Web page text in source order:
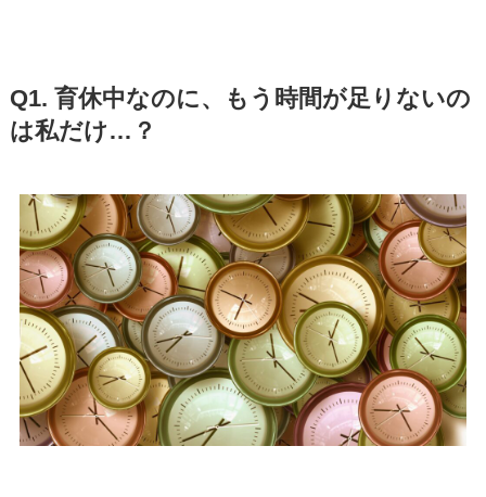
Q1. 育休中なのに、もう時間が足りないの
は私だけ…？